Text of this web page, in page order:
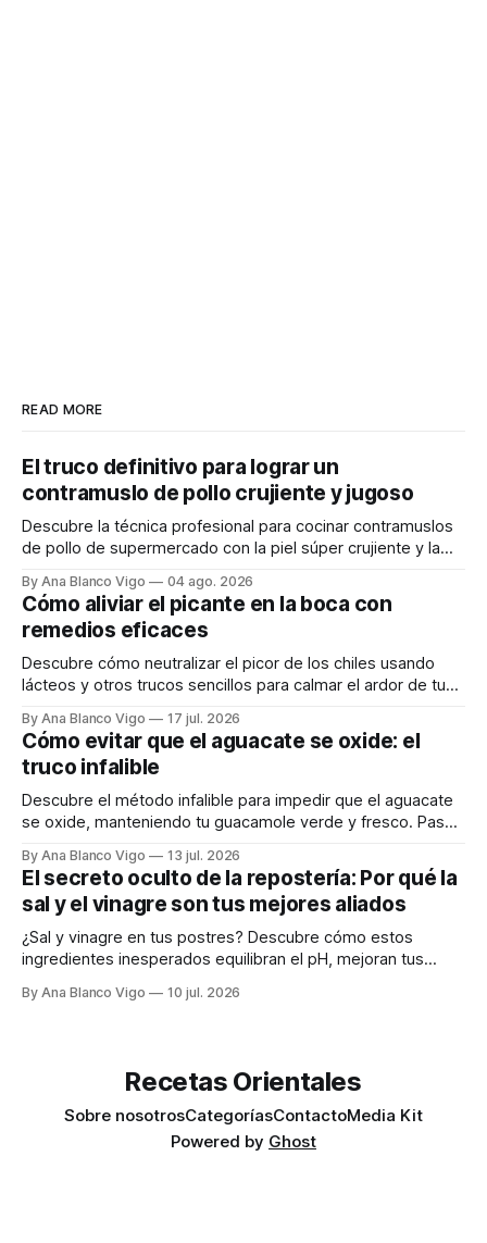
READ MORE
El truco definitivo para lograr un
contramuslo de pollo crujiente y jugoso
Descubre la técnica profesional para cocinar contramuslos
de pollo de supermercado con la piel súper crujiente y la
By Ana Blanco Vigo 04 ago. 2026
Cómo aliviar el picante en la boca con
remedios eficaces
Descubre cómo neutralizar el picor de los chiles usando
lácteos y otros trucos sencillos para calmar el ardor de tu
By Ana Blanco Vigo 17 jul. 2026
Cómo evitar que el aguacate se oxide: el
truco infalible
Descubre el método infalible para impedir que el aguacate
se oxide, manteniendo tu guacamole verde y fresco. Paso
By Ana Blanco Vigo 13 jul. 2026
El secreto oculto de la repostería: Por qué la
sal y el vinagre son tus mejores aliados
¿Sal y vinagre en tus postres? Descubre cómo estos
ingredientes inesperados equilibran el pH, mejoran tus
By Ana Blanco Vigo 10 jul. 2026
Recetas Orientales
Sobre nosotrosCategoríasContactoMedia Kit
Powered by Ghost